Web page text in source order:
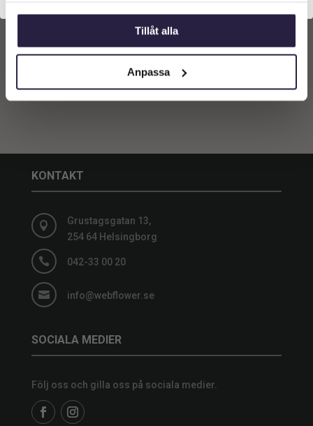
Tillåt alla
Anpassa
varukorg
varukorg
KONTAKT

Grustagsgatan 13,
254 64 Helsingborg
 042-33 00 20
 info@webflower.se
SOCIALA MEDIER
Följ oss och gilla oss på sociala medier.